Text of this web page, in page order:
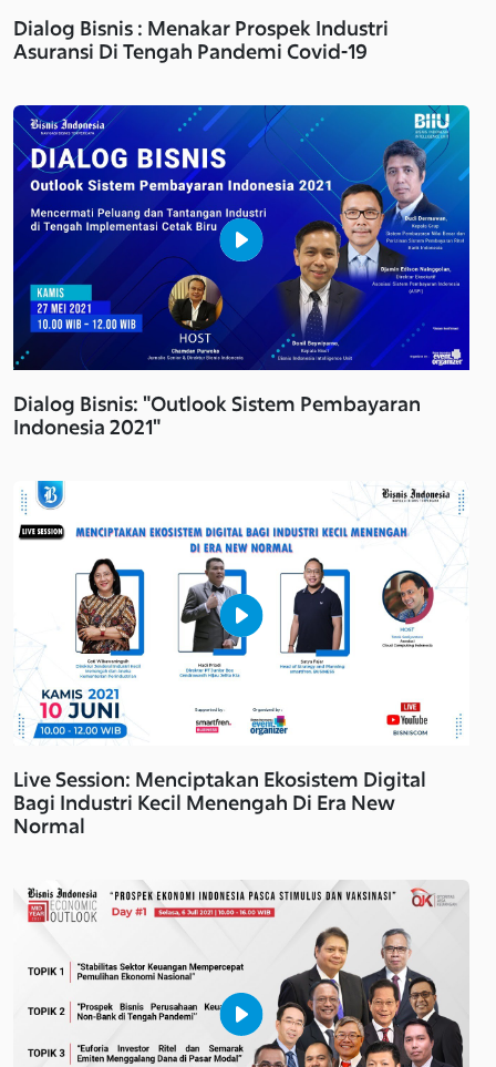
Dialog Bisnis : Menakar Prospek Industri
Asuransi Di Tengah Pandemi Covid-19
Dialog Bisnis: "Outlook Sistem Pembayaran
Indonesia 2021"
Live Session: Menciptakan Ekosistem Digital
Bagi Industri Kecil Menengah Di Era New
Normal